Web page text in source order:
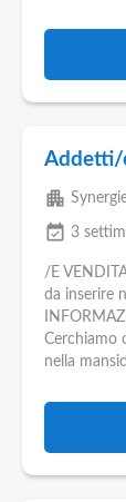
Addetti/
apartment
event_available 3
/E
da inserire
Cerchiamo
nella